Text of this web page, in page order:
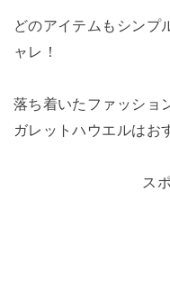
どのアイテムもシンプ
ャレ！
落ち着いたファッショ
ガレットハウエルはお
ス